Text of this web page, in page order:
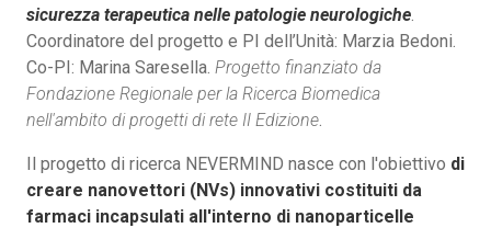
sicurezza terapeutica nelle patologie neurologiche
Coordinatore del progetto e PI dell’Unità: Marzia Bedoni.
Co-PI: Marina Saresella. Progetto finanziato da
Fondazione Regionale per la Ricerca Biomedica
nell'ambito di progetti di rete II Edizione
Il progetto di ricerca NEVERMIND nasce con l'obiettivo di
creare nanovettori (NVs) innovativi costituiti da
farmaci incapsulati all'interno di nanoparticelle